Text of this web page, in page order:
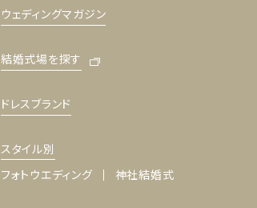
ウェディングマガジン
結婚式場を探す
ドレスブランド
スタイル別
フォトウエディング
神社結婚式